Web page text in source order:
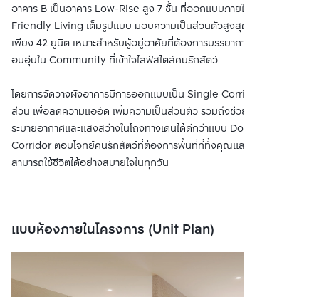
อาคาร B เป็นอาคาร Low-Rise สูง 7 ชั้น ที่ออกแบบภายใต้แนวคิด Pet-
Friendly Living เต็มรูปแบบ มอบความเป็นส่วนตัวสูงสุดด้วยจำนวน
เพียง 42 ยูนิต เหมาะสำหรับผู้อยู่อาศัยที่ต้องการบรรยากาศเงียบสงบและ
อบอุ่นใน Community ที่เข้าใจไลฟ์สไตล์คนรักสัตว์
โดยการจัดวางผังอาคารมีการออกแบบเป็น Single Corridor ในบาง
ส่วน เพื่อลดความแออัด เพิ่มความเป็นส่วนตัว รวมถึงช่วยในเรื่องการ
ระบายอากาศและแสงสว่างในโถงทางเดินได้ดีกว่าแบบ Double
Corridor ตอบโจทย์คนรักสัตว์ที่ต้องการพื้นที่ที่ทั้งคุณและสัตว์เลี้ยง
สามารถใช้ชีวิตได้อย่างสบายใจในทุกวัน
แบบห้องภายในโครงการ (Unit Plan)